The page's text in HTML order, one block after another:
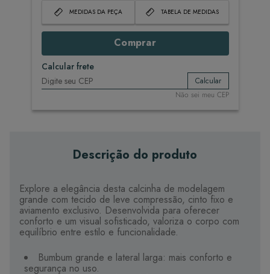
MEDIDAS DA PEÇA TABELA DE MEDIDAS
Comprar
Calcular frete
Calcular
Não sei meu CEP
Descrição do produto
Explore a elegância desta calcinha de modelagem
grande com tecido de leve compressão, cinto fixo e
aviamento exclusivo. Desenvolvida para oferecer
conforto e um visual sofisticado, valoriza o corpo com
equilíbrio entre estilo e funcionalidade.
Bumbum grande e lateral larga: mais conforto e
segurança no uso.